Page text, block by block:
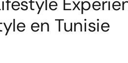
en Tunisie